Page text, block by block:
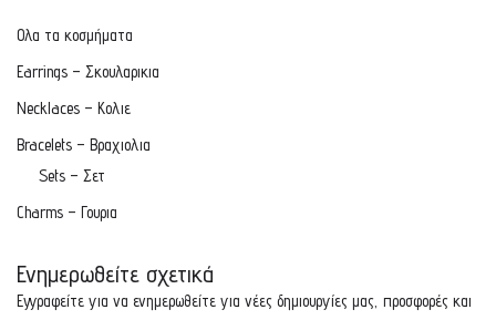
Ολα τα κοσμήματα
Earrings – Σκουλαρικια
Necklaces – Κολιε
Bracelets – Βραχιολια
Sets – Σετ
Charms – Γουρια
Ενημερωθείτε σχετικά
Εγγραφείτε για να ενημερωθείτε για νέες δημιουργίες μας, προσφορές και